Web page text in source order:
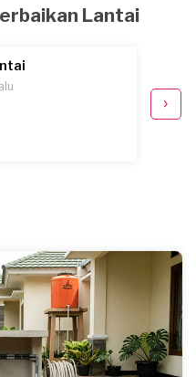
Lantai